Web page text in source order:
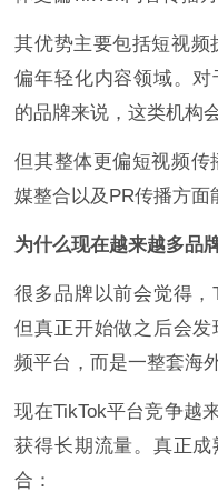
其优势主要包括短视频
偏年轻化内容领域。对
的品牌来说，这类机构
但其整体更偏短视频传
媒整合以及PR传播方面
为什么现在越来越多品
很多品牌以前会觉得，
但真正开始做之后会
频平台，而是一整套海
现在TikTok平台竞争越
获得长期流量。真正
合：